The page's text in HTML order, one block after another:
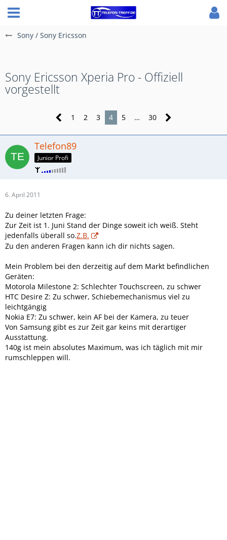
Sony / Sony Ericsson
Sony Ericsson Xperia Pro - Offiziell
vorgestellt
1 2 3 4 5 … 30
Telefon89
Junior Profi
6. April 2011
Zu deiner letzten Frage:
Zur Zeit ist 1. Juni Stand der Dinge soweit ich weiß. Steht
jedenfalls überall so.Z.B.
Zu den anderen Fragen kann ich dir nichts sagen.
Mein Problem bei den derzeitig auf dem Markt befindlichen
Geräten:
Motorola Milestone 2: Schlechter Touchscreen, zu schwer
HTC Desire Z: Zu schwer, Schiebemechanismus viel zu
leichtgängig
Nokia E7: Zu schwer, kein AF bei der Kamera, zu teuer
Von Samsung gibt es zur Zeit gar keins mit derartiger
Ausstattung.
140g ist mein absolutes Maximum, was ich täglich mit mir
rumschleppen will.